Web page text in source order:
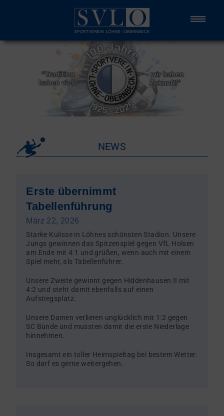
NEWS
Erste übernimmt
Tabellenführung
März 22, 2026
Starke Kulisse in Löhnes schönsten Stadion. Unsere
Jungs gewinnen das Spitzenspiel gegen VfL Holsen
am Ende mit 4:1 und grüßen, wenn auch mit einem
Spiel mehr, als Tabellenführer.
Unsere Zweite gewinnt gegen Hiddenhausen II mit
4:2 und steht damit ebenfalls auf einen
Aufstiegsplatz.
Unsere Damen verlieren unglücklich mit 1:2 gegen
SC Bünde und mussten damit die erste Niederlage
hinnehmen.
Insgesamt ein toller Heimspieltag bei bestem Wetter.
So darf es gerne weitergehen.